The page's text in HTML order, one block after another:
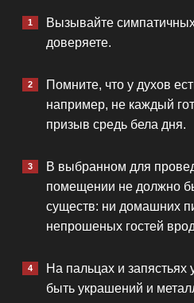
Вызывайте
доверяете.
Помните, что у духов
например, не каждый
призыв средь бела дня.
В выбранном для
помещении не должно
существ: ни домашних
непрошеных гостей
На пальцах и запястьях
быть украшений и